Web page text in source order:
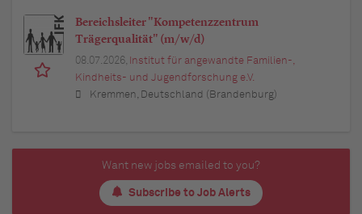
Bereichsleiter "Kompetenzzentrum
Trägerqualität" (m/w/d)
08.07.2026, Institut für angewandte Familien-,
Kindheits- und Jugendforschung e.V.
Kremmen, Deutschland (Brandenburg)
Want new jobs emailed to you?
Subscribe to Job Alerts